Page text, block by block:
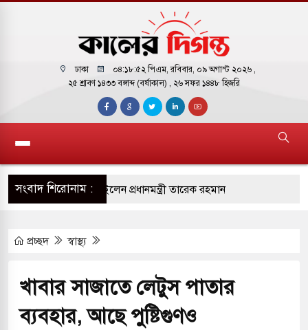
ঢাকা ০৪:১৮:৫৩ পিএম, রবিবার, ০৯ অগাস্ট ২০২৬ ,
২৫ শ্রাবণ ১৪৩৩ বঙ্গাব্দ (বর্ষাকাল) , ২৬ সফর ১৪৪৮ হিজরি
সংবাদ শিরোনাম :
কাছে দোয়া চাইলেন প্রধানমন্ত্রী তারেক রহমান
ফ্রি ব্যবহারকারীদের জন্য মেসেজ লিমিট তুলে নিল
পাকিস্তানি হাইকমিশনারের বাসভবনে আগুন, আইসিইউতে
প্রচ্ছদ স্বাস্থ্য
খাবার সাজাতে লেটুস পাতার
ব্যবহার, আছে পুষ্টিগুণও